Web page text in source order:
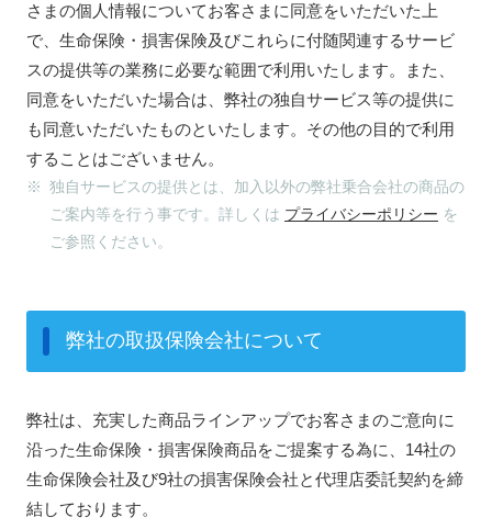
さまの個人情報についてお客さまに同意をいただいた上
で、生命保険・損害保険及びこれらに付随関連するサービ
スの提供等の業務に必要な範囲で利用いたします。また、
同意をいただいた場合は、弊社の独自サービス等の提供に
も同意いただいたものといたします。その他の目的で利用
することはございません。
※ 独自サービスの提供とは、加入以外の弊社乗合会社の商品の
ご案内等を行う事です。詳しくは プライバシーポリシー を
ご参照ください。
弊社の取扱保険会社について
弊社は、充実した商品ラインアップでお客さまのご意向に
沿った生命保険・損害保険商品をご提案する為に、14社の
生命保険会社及び9社の損害保険会社と代理店委託契約を締
結しております。